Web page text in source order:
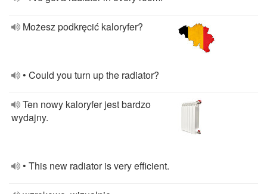
Możesz podkręcić kaloryfer?
• Could you turn up the radiator?
Ten nowy kaloryfer jest bardzo
wydajny.
• This new radiator is very efficient.